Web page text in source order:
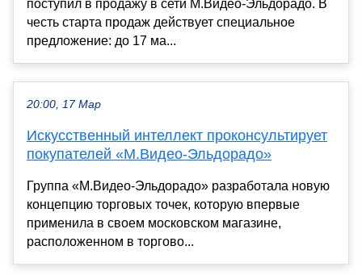
поступил в продажу в сети М.Видео-Эльдорадо. В
честь старта продаж действует специальное
предложение: до 17 ма...
20:00, 17 Мар
Искусственный интеллект проконсультирует
покупателей «М.Видео-Эльдорадо»
Группа «М.Видео-Эльдорадо» разработала новую
концепцию торговых точек, которую впервые
применила в своем московском магазине,
расположенном в торгово...